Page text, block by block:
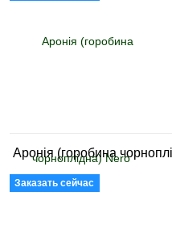
Аронія (горобина
Заказать сейчас